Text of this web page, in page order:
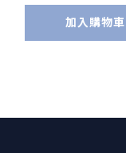
加入購物車